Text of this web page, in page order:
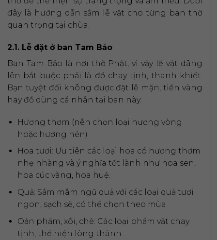
đây là hướng dẫn sắm lễ vật cho từng ban thờ
quan trọng tại chùa.
2.1. Lễ đặt ở ban Tam Bảo
Ban Tam Bảo là nơi thờ Phật, vì vậy lễ vật dâng
lên bắt buộc phải là đồ chay tịnh, thanh khiết.
Bạn tuyệt đối không được đặt lễ mặn, tiền vàng
hay đồ dùng cá nhân tại ban này.
Hương thơm (nên chọn loại hương vòng
hoặc hương nén)
Hoa tươi: Ưu tiên các loại hoa có hương thơm
nhẹ nhàng và ý nghĩa tốt lành như hoa sen,
hoa cúc vàng, hoa huệ.
Quả: Sắm mâm ngũ quả với các loại quả tươi
ngon, sạch sẽ, có thể chọn theo mùa.
Oản phẩm, xôi, chè: Các loại phẩm vật chay
tịnh, thể hiện lòng thành.